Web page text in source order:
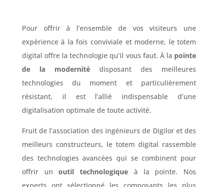
Pour offrir à l’ensemble de vos visiteurs une
expérience à la fois conviviale et moderne, le totem
digital offre la technologie qu’il vous faut. À la pointe
de la modernitédisposant des meilleures
technologies du moment et particulièrement
résistant, il est l’allié indispensable d’une
digitalisation optimale de toute activité.
Fruit de l’association des ingénieurs de Digilor et des
meilleurs constructeurs, le totem digital rassemble
des technologies avancées qui se combinent pour
offrir unoutil technologique à la pointe. Nos